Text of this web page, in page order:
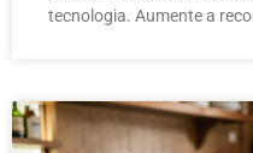
tecnologia. Aumente a